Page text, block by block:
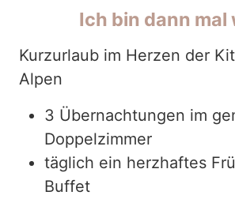
Ich bin dann mal
Kurzurlaub im Herzen der
Alpen
3 Übernachtungen im
Doppelzimmer
täglich ein herzhaftes
Buffet